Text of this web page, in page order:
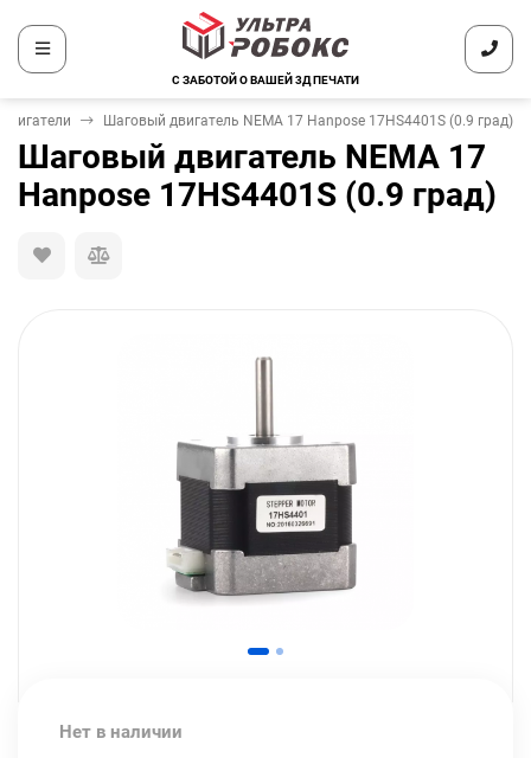
С ЗАБОТОЙ О ВАШЕЙ 3Д ПЕЧАТИ
Шаговый двигатель NEMA 17 Hanpose 17HS4401S (0.9 град)
Шаговый двигатель NEMA 17
Hanpose 17HS4401S (0.9 град)
Нет в наличии